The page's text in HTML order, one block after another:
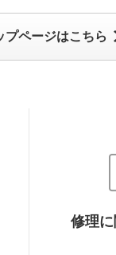
プページはこちら
修理